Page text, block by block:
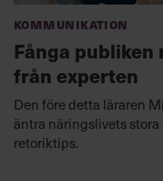
Kommunikation
Fånga
från experten
Den före detta läraren
äntra näringslivets
retoriktips.